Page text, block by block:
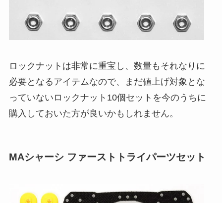
ロックナットは非常に重宝し、数量もそれなりに
必要となるアイテムなので、まだ値上げ対象とな
っていないロックナット10個セットを今のうちに
購入しておいた方が良いかもしれません。
MAシャーシ ファーストトライパーツセット